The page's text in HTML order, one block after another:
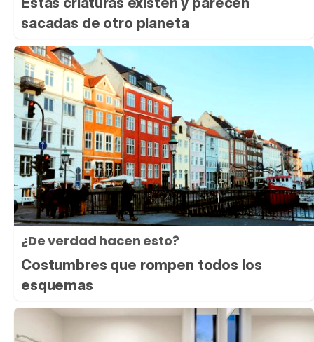
sacadas de otro planeta
¿De verdad hacen esto?
Costumbres que rompen todos los
esquemas